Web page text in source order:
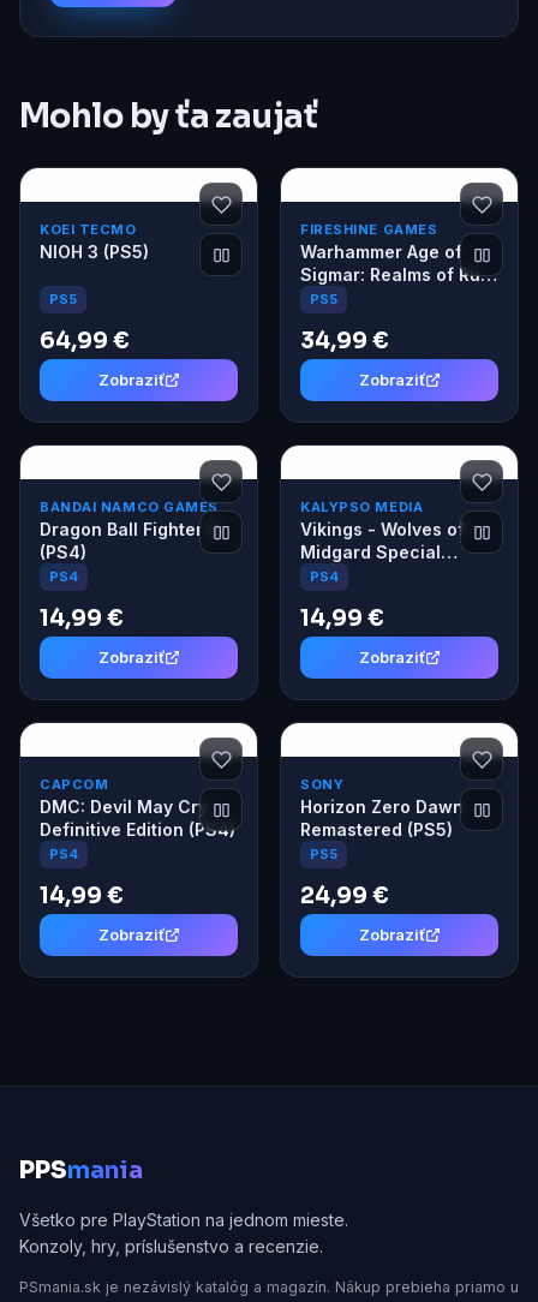
Mohlo by ťa zaujať
KOEI TECMO
NIOH 3 (PS5)
PS5
64,99 €
Zobraziť
FIRESHINE GAMES
Warhammer Age of
Sigmar: Realms of Ruin
(PS5)
PS5
34,99 €
Zobraziť
BANDAI NAMCO GAMES
Dragon Ball Fighter Z
(PS4)
PS4
14,99 €
Zobraziť
KALYPSO MEDIA
Vikings - Wolves of
Midgard Special
Edition (PS4)
PS4
14,99 €
Zobraziť
CAPCOM
DMC: Devil May Cry
Definitive Edition (PS4)
PS4
14,99 €
Zobraziť
SONY
Horizon Zero Dawn
Remastered (PS5)
PS5
24,99 €
Zobraziť
PPSmania
Všetko pre PlayStation na jednom mieste.
Konzoly, hry, príslušenstvo a recenzie.
PSmania.sk je nezávislý katalóg a magazín. Nákup prebieha priamo u